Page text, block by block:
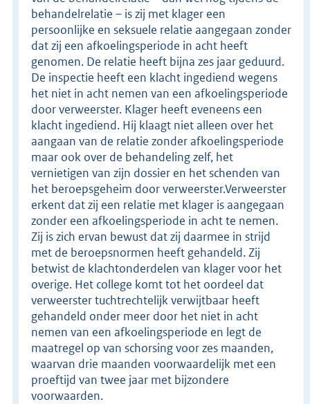
behandelrelatie – is zij met klager een
persoonlijke en seksuele relatie aangegaan zonder
dat zij een afkoelingsperiode in acht heeft
genomen. De relatie heeft bijna zes jaar geduurd.
De inspectie heeft een klacht ingediend wegens
het niet in acht nemen van een afkoelingsperiode
door verweerster. Klager heeft eveneens een
klacht ingediend. Hij klaagt niet alleen over het
aangaan van de relatie zonder afkoelingsperiode
maar ook over de behandeling zelf, het
vernietigen van zijn dossier en het schenden van
het beroepsgeheim door verweerster.Verweerster
erkent dat zij een relatie met klager is aangegaan
zonder een afkoelingsperiode in acht te nemen.
Zij is zich ervan bewust dat zij daarmee in strijd
met de beroepsnormen heeft gehandeld. Zij
betwist de klachtonderdelen van klager voor het
overige. Het college komt tot het oordeel dat
verweerster tuchtrechtelijk verwijtbaar heeft
gehandeld onder meer door het niet in acht
nemen van een afkoelingsperiode en legt de
maatregel op van schorsing voor zes maanden,
waarvan drie maanden voorwaardelijk met een
proeftijd van twee jaar met bijzondere
voorwaarden.